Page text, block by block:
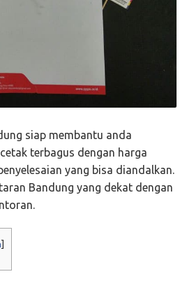
siap membantu anda
terbagus dengan harga
yang bisa diandalkan.
Bandung yang dekat dengan
]